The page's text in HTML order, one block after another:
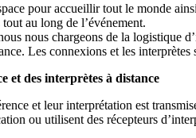
pour accueillir tout le monde
au long de l’événement.
nous chargeons de la logistique
Les connexions et les interprètes
et des interprètes à distance
et leur interprétation est
ou utilisent des récepteurs